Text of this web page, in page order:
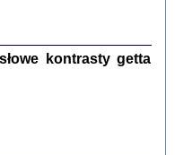
Marta Janczewska
kontrasty getta